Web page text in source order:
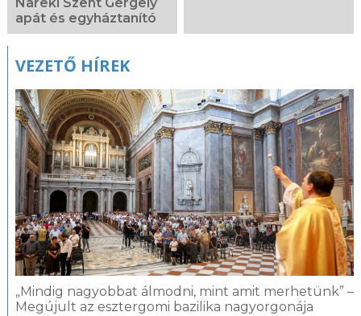
Nareki Szent Gergely
apát és egyháztanító
VEZETŐ HÍREK
„Mindig nagyobbat álmodni, mint amit merhetünk” –
Megújult az esztergomi bazilika nagyorgonája